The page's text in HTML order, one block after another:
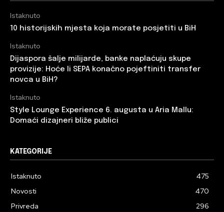
Istaknuto
10 historijskih mjesta koja morate posjetiti u BiH
Istaknuto
Dijaspora šalje milijarde, banke naplaćuju skupe
provizije: Hoće li SEPA konačno pojeftiniti transfer
novca u BiH?
Istaknuto
Style Lounge Experience 6. augusta u Aria Mallu:
Domaći dizajneri bliže publici
KATEGORIJE
Istaknuto
475
Novosti
470
Privreda
296